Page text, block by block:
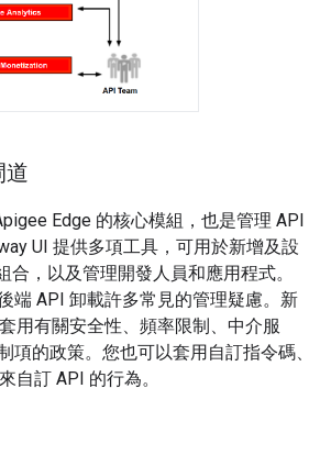
道
Edge 的核心模組，也是管理 API
UI 提供多項工具，可用於新增及設
合，以及管理開發人員和應用程式。
端 API 卸載許多常見的管理疑慮。新
用有關安全性、頻率限制、中介服
項的政策。您也可以套用自訂指令碼、
自訂 API 的行為。